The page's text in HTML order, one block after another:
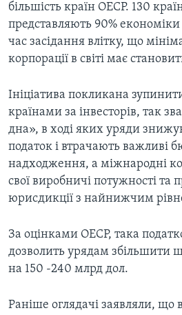
більшість країн ОЕСР. 130
представляють 90% економіки
час засідання влітку, що
корпорації в світі має
Ініціатива покликана
країнами за інвесторів, так
дна», в ході яких уряди
податок і втрачають важливі
надходження, а міжнародні
свої виробничі потужності та
юрисдикції з найнижчим
За оцінками ОЕСР, така
дозволить урядам збільшити
на 150 -240 млрд дол.
Раніше оглядачі заявляли, що